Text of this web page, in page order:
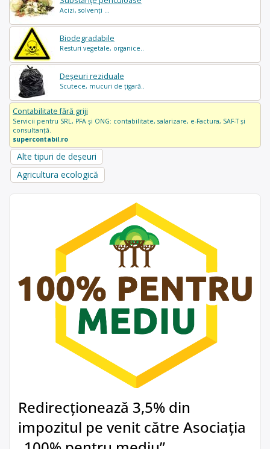
Acizi, solvenți ...
Biodegradabile
Resturi vegetale, organice..
Deșeuri reziduale
Scutece, mucuri de țigară..
Contabilitate fără griji
Servicii pentru SRL, PFA și ONG: contabilitate, salarizare, e-Factura, SAF-T și
consultanță.
supercontabil.ro
Alte tipuri de deșeuri
Agricultura ecologică
Redirecționează 3,5% din
impozitul pe venit către Asociația